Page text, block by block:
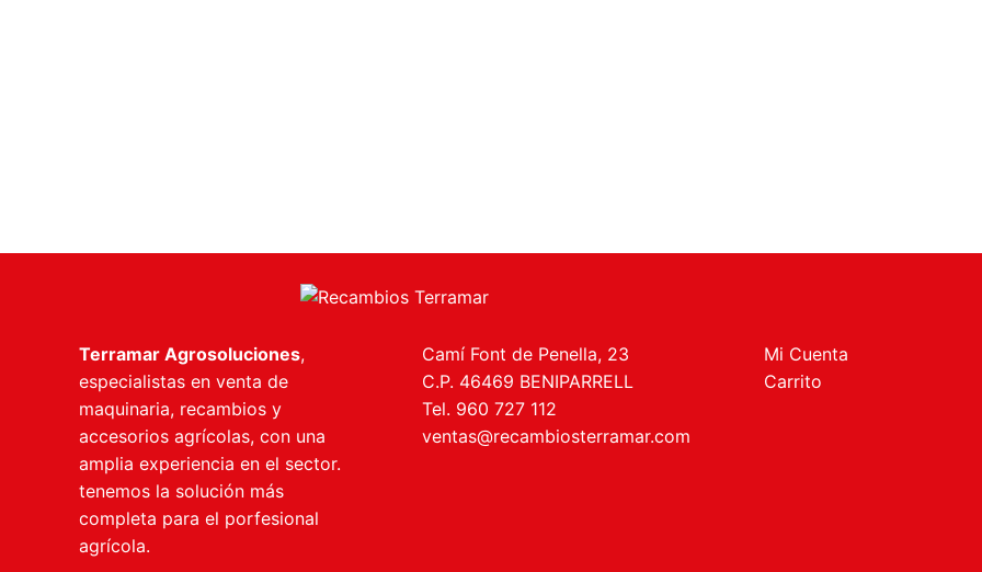
Terramar Agrosoluciones,
especialistas en venta de
maquinaria, recambios y
accesorios agrícolas, con una
amplia experiencia en el sector.
tenemos la solución más
completa para el porfesional
agrícola.
Camí Font de Penella, 23
C.P. 46469 BENIPARRELL
Tel. 960 727 112
ventas@recambiosterramar.com
Mi Cuenta
Carrito